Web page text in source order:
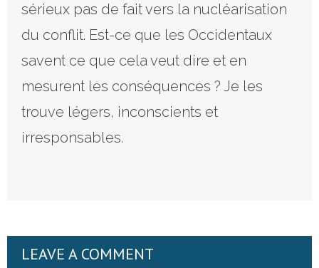
sérieux pas de fait vers la nucléarisation
du conflit. Est-ce que les Occidentaux
savent ce que cela veut dire et en
mesurent les conséquences ? Je les
trouve légers, inconscients et
irresponsables.
LEAVE A COMMENT